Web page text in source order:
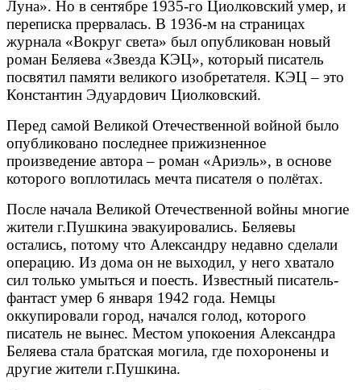
Луна». Но в сентябре 1935-го Циолковский умер, и
переписка прервалась. В 1936-м на страницах
журнала «Вокруг света» был опубликован новый
роман Беляева «Звезда КЭЦ», который писатель
посвятил памяти великого изобретателя. КЭЦ – это
Константин Эдуардович Циолковский.
Перед самой Великой Отечественной войной было
опубликовано последнее прижизненное
произведение автора – роман «Ариэль», в основе
которого воплотилась мечта писателя о полётах.
После начала Великой Отечественной войны многие
жители г.Пушкина эвакуировались. Беляевы
остались, потому что Александру недавно сделали
операцию. Из дома он не выходил, у него хватало
сил только умыться и поесть. Известный писатель-
фантаст умер 6 января 1942 года. Немцы
оккупировали город, начался голод, которого
писатель не вынес. Местом упокоения Александра
Беляева стала братская могила, где похоронены и
другие жители г.Пушкина.